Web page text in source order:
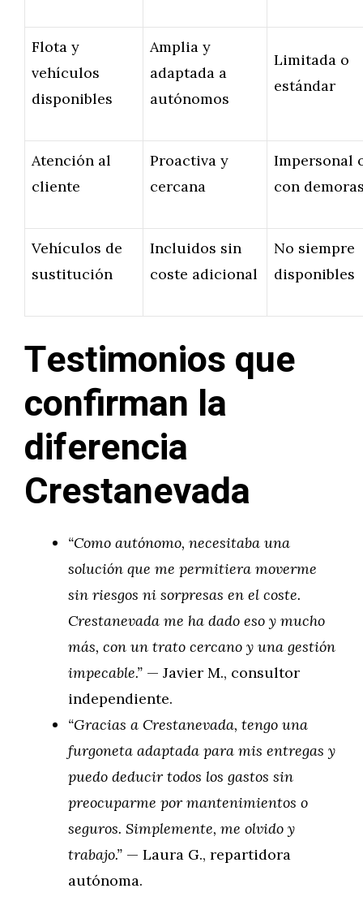
Flota y
vehículos
disponibles
Amplia y
adaptada a
autónomos
Limitada o
estándar
Atención al
cliente
Proactiva y
cercana
Impersonal
con
Vehículos de
sustitución
Incluidos sin
coste adicional
No siempre
disponibles
Testimonios que
confirman la
diferencia
Crestanevada
“Como autónomo, necesitaba una
solución que me permitiera moverme
sin riesgos ni sorpresas en el coste.
Crestanevada me ha dado eso y mucho
más, con un trato cercano y una gestión
impecable.” — Javier M., consultor
independiente.
“Gracias a Crestanevada, tengo una
furgoneta adaptada para mis entregas y
puedo deducir todos los gastos sin
preocuparme por mantenimientos o
seguros. Simplemente, me olvido y
trabajo.” — Laura G., repartidora
autónoma.